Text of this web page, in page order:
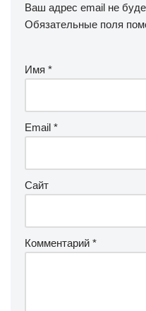
Ваш адрес email не
Обязательные поля
Имя *
Email *
Сайт
Комментарий *